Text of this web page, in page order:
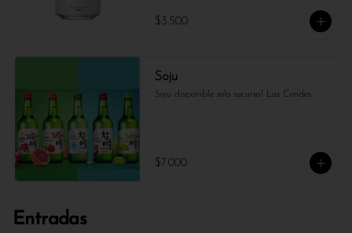
$3.500
Soju
Soju disponible solo sucursal Las Condes
$7.000
Entradas